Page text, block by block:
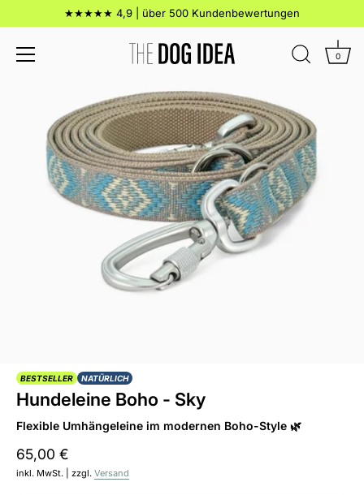
zum
★★★★★ 4,9 | über 500 Kundenbewertungen
0
BESTSELLER NATÜRLICH
Hundeleine Boho - Sky
Flexible Umhängeleine im modernen Boho-Style 🌿
65,00 €
inkl. MwSt. | zzgl. Versand